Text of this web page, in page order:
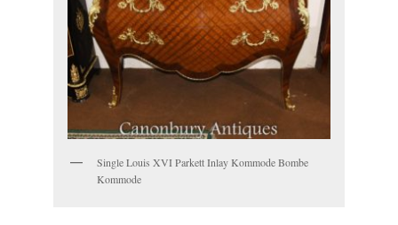
Single Louis XVI Parkett Inlay Kommode Bombe
Kommode